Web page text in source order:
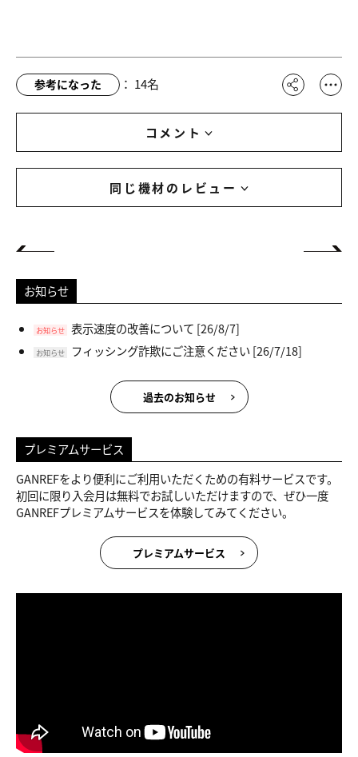
参考になった ： 14名
コメント
同じ機材のレビュー
お知らせ
お知らせ 表示速度の改善について [26/8/7]
お知らせ フィッシング詐欺にご注意ください[26/7/18]
過去のお知らせ
プレミアムサービス
GANREFをより便利にご利用いただくための有料サービスです。
初回に限り入会月は無料でお試しいただけますので、ぜひ一度
GANREFプレミアムサービスを体験してみてください。
プレミアムサービス